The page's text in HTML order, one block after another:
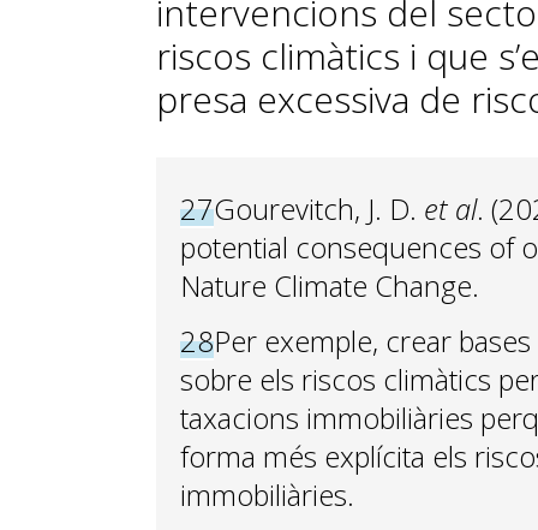
intervencions del
riscos climàtics i que
presa excessiva de
27Gourevitch, J. D. et al.
potential consequences of
Nature Climate Change.
28Per exemple, crear
sobre els riscos climàtics
taxacions immobiliàries
forma més explícita els
immobiliàries.